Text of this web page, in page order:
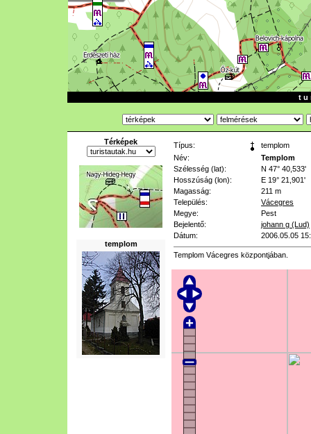
t u
Térképek
templom
Típus:
templom
Név:
Templom
Szélesség (lat):
N 47° 40,533'
Hosszúság (lon):
E 19° 21,901'
Magasság:
211 m
Település:
Vácegres
Megye:
Pest
Bejelentő:
johann g (Lud)
Dátum:
2006.05.05
Templom Vácegres központjában.